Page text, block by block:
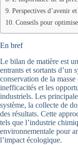
Perspectives d’avenir
Conseils pour
En bref
Le bilan de matière est
entrants et sortants d’un
conservation de la
inefficacités et les
industriels. Les
système, la collecte de
des résultats. Cette
tels que l’industrie
environnementale pour
l’impact écologique.